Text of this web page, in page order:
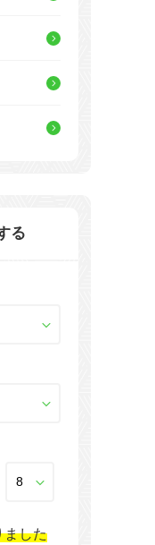
る
ました